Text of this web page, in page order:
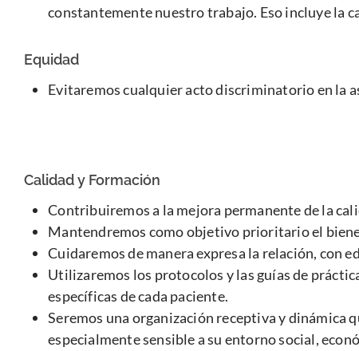
constantemente nuestro trabajo. Eso incluye la
Equidad
Evitaremos cualquier acto discriminatorio en la
Calidad y Formación
Contribuiremos a la mejora permanente de la
Mantendremos como objetivo prioritario el
Cuidaremos de manera expresa la relación, con
Utilizaremos los protocolos y las guías de
específicas de cada paciente.
Seremos una organización receptiva y dinámica
especialmente sensible a su entorno social,